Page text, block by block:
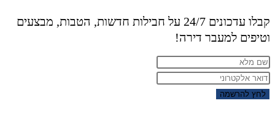
קבלו עדכונים 24/7 על חבילות חדשות, הטבות, מבצעים
וטיפים למעבר דירה!
לחץ להרשמה